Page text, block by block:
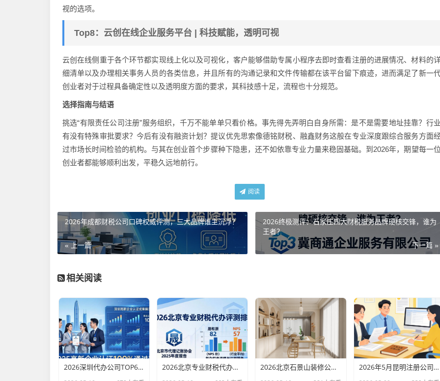
视的选项。
Top8：云创在线企业服务平台 | 科技赋能，透明可视
云创在线侧重于各个环节都实现线上化以及可视化，客户能够借助专属小程序去即时查看注册的进展情况、材料的
细清单以及办理相关事务人员的各类信息，并且所有的沟通记录和文件传输都在该平台留下痕迹，进而满足了新一
创业者对于过程具备确定性以及透明度方面的要求，其科技感十足，流程也十分规范。
选择指南与结语
挑选“有限责任公司注册”服务组织，千万不能单单只看价格。事先得先弄明白自身所需：是不是需要地址挂靠？行业
有没有特殊审批要求？今后有没有融资计划？提议优先思索像德铭财税、融鑫财务这般在专业深度跟综合服务方面
过市场长时间检验的机构。与其在创业首个步骤种下隐患，还不如依靠专业力量来稳固基础。到2026年，期望每一位
创业者都能够顺利出发，平稳久远地前行。
阅读
2026年成都财税公司口碑权威评测，三大品牌谁主沉浮？
« 上一篇
2026终极测评：石家庄四大财税服务品牌硬核交锋，谁为
王者？
下一篇 »
相关阅读
2026深圳代办公司TOP6排行：哪家注册财税口碑最好？ 2026北京专业财税代办评测排行，十大机构推荐 2026北京石景山装修公司口碑排行：老房改造二手房翻新优选评测 2026年5月昆明注册公司代办机构口碑排行，十大财税代理记账机构优选指南